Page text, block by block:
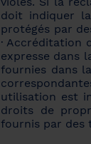
doit indiquer
protégés par
· Accréditation
expresse dans
fournies dans
utilisation est
droits de
fournis par des